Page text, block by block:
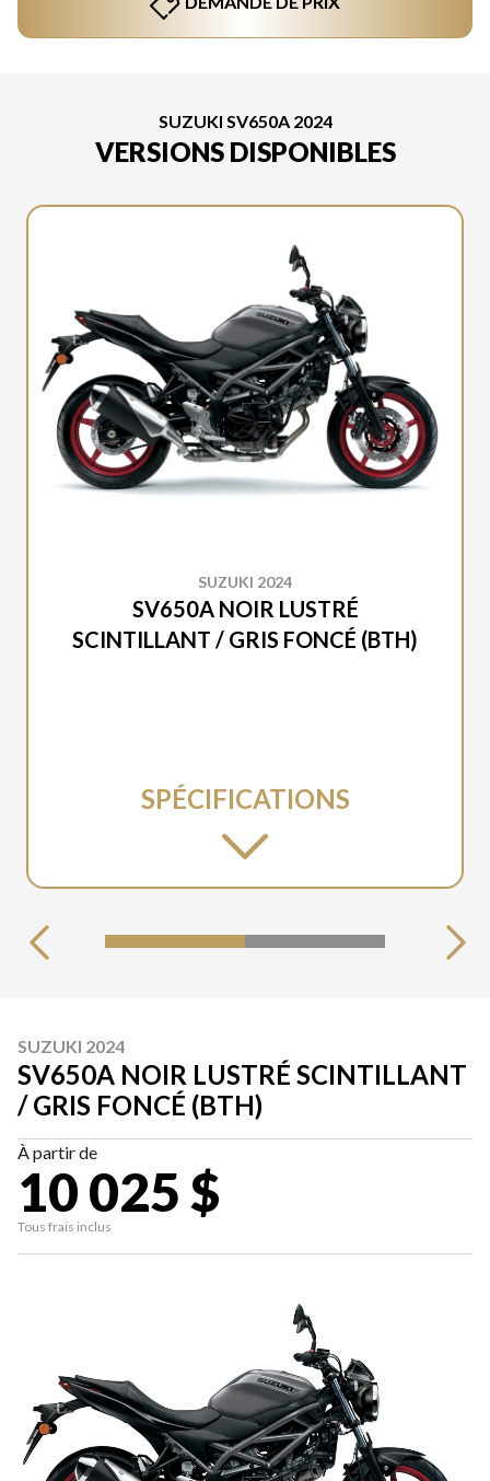
SUZUKI SV650A 2024
VERSIONS DISPONIBLES
SUZUKI 2024
SV650A NOIR LUSTRÉ
SCINTILLANT / GRIS FONCÉ (BTH)
SPÉCIFICATIONS
SUZUKI 2024
SV650A NOIR LUSTRÉ SCINTILLANT
/ GRIS FONCÉ (BTH)
À partir de
10 025 $
Tous frais inclus